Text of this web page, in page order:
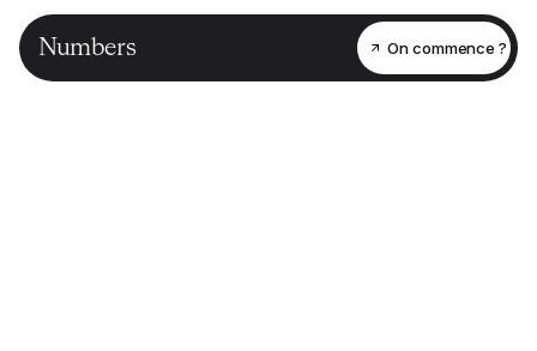
Numbers On commence ?